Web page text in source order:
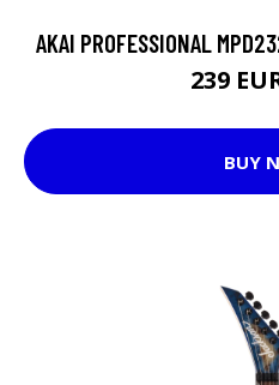
AKAI PROFESSIONAL
239
BUY